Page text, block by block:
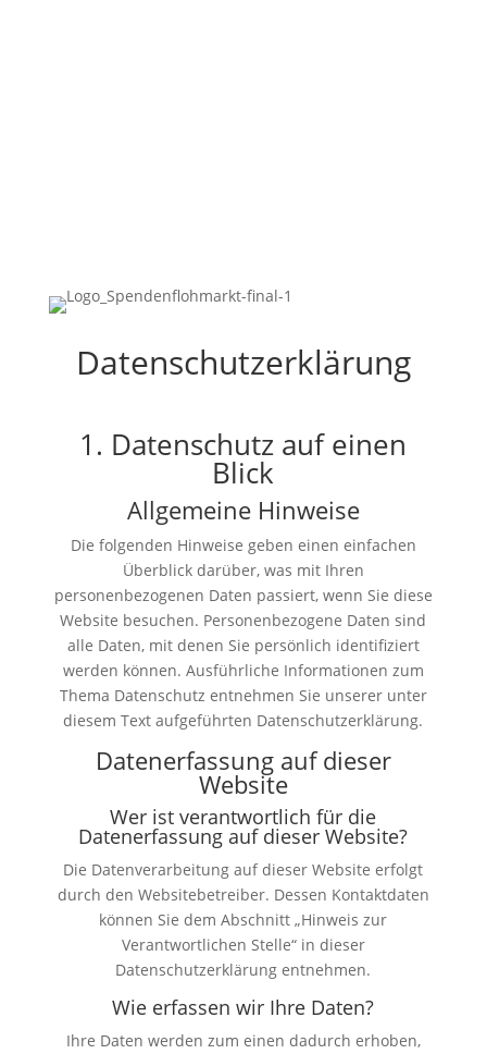
Datenschutzerklärung
1. Datenschutz auf einen
Blick
Allgemeine Hinweise
Die folgenden Hinweise geben einen einfachen
Überblick darüber, was mit Ihren
personenbezogenen Daten passiert, wenn Sie diese
Website besuchen. Personenbezogene Daten sind
alle Daten, mit denen Sie persönlich identifiziert
werden können. Ausführliche Informationen zum
Thema Datenschutz entnehmen Sie unserer unter
diesem Text aufgeführten Datenschutzerklärung.
Datenerfassung auf dieser
Website
Wer ist verantwortlich für die
Datenerfassung auf dieser Website?
Die Datenverarbeitung auf dieser Website erfolgt
durch den Websitebetreiber. Dessen Kontaktdaten
können Sie dem Abschnitt „Hinweis zur
Verantwortlichen Stelle“ in dieser
Datenschutzerklärung entnehmen.
Wie erfassen wir Ihre Daten?
Ihre Daten werden zum einen dadurch erhoben,